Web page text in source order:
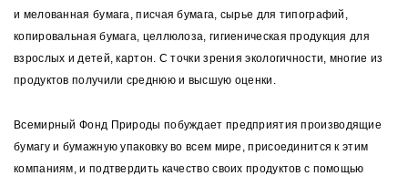
и мелованная бумага, писчая бумага, сырье для типографий,
копировальная бумага, целлюлоза, гигиеническая продукция для
взрослых и детей, картон. С точки зрения экологичности, многие из
продуктов получили среднюю и высшую оценки.
Всемирный Фонд Природы побуждает предприятия производящие
бумагу и бумажную упаковку во всем мире, присоединится к этим
компаниям, и подтвердить качество своих продуктов с помощью